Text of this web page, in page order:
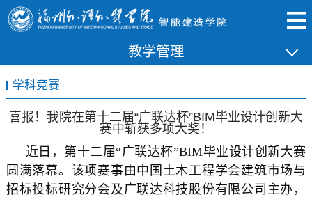
教学管理
学科竞赛
喜报！我院在第十二届“广联达杯”BIM毕业设计创新大
赛中斩获多项大奖！
近日，第十二届“广联达杯”BIM毕业设计创新大赛
圆满落幕。该项赛事由中国土木工程学会建筑市场与
招标投标研究分会及广联达科技股份有限公司主办，